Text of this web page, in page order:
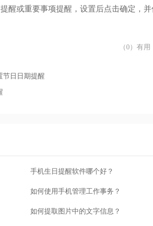
醒或重要事项提醒，设置后点击确定，
（0）有用
节日日期提醒
手机生日提醒软件哪个好？
如何使用手机管理工作事务？
如何提取图片中的文字信息？